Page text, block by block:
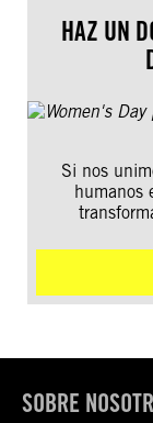
HAZ UN
Si nos
humanos
SOBRE